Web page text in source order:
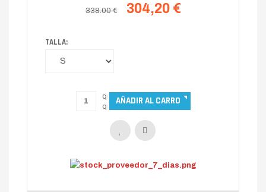
338.00 € 304,20 €
TALLA: